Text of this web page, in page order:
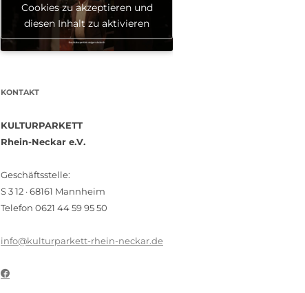
Cookies zu akzeptieren und
diesen Inhalt zu aktivieren
KONTAKT
KULTURPARKETT
Rhein-Neckar e.V.
Geschäftsstelle:
S 3 12 · 68161 Mannheim
Telefon 0621 44 59 95 50
info@kulturparkett-rhein-neckar.de